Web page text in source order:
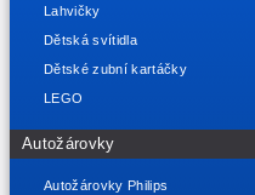
Lahvičky
Dětská svítidla
Dětské zubní kartáčky
LEGO
Autožárovky
Autožárovky Philips